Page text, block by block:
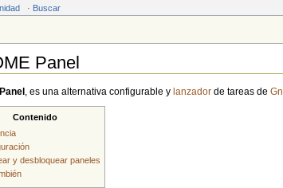
· Buscar
Panel
, es una alternativa configurable y lanzador de tareas de
Contenido
y desbloquear paneles